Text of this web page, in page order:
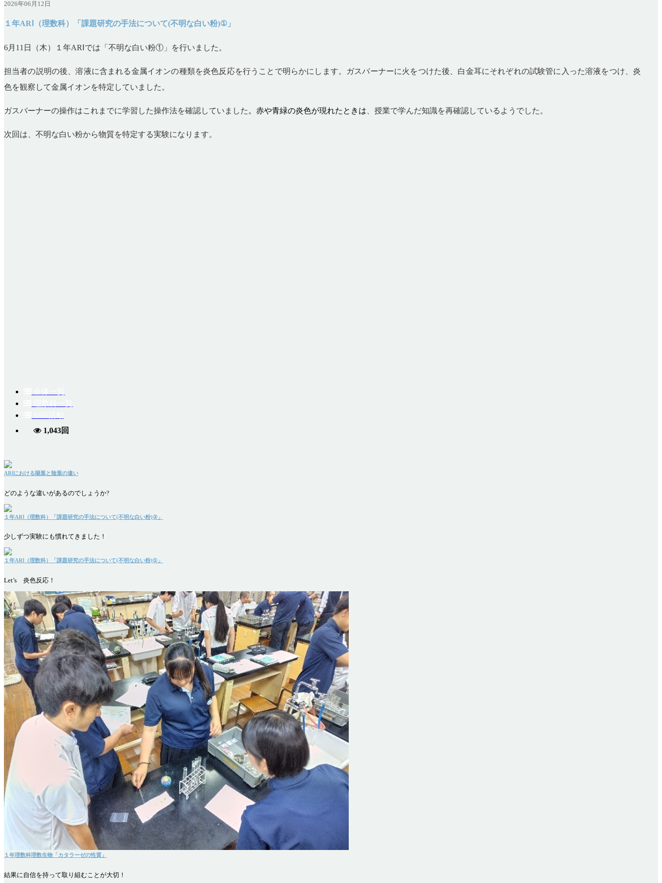
2026年06月12日
１年ARⅠ（理数科）「課題研究の手法について(不明な白い粉)①」
6月11日（木）１年ARⅠでは「不明な白い粉①」を行いました。
担当者の説明の後、溶液に含まれる金属イオンの種類を炎色反応を行うことで明らかにします。ガスバーナーに火をつけた後、白金耳にそれぞれの試験管に入った溶液をつけ、炎
色を観察して金属イオンを特定していました。
ガスバーナーの操作はこれまでに学習した操作法を確認していました 。赤や青緑の炎色が現れたときは 、授業で学んだ知識を再確認しているようでした。
次回は、不明な白い粉から物質を特定する実験になります。
1,043回
ARⅠにおける陽葉と陰葉の違い
どのような違いがあるのでしょうか?
１年ARⅠ（理数科）「課題研究の手法について(不明な白い粉)②」
少しずつ実験にも慣れてきました！
１年ARⅠ（理数科）「課題研究の手法について(不明な白い粉)①」
Let’s 炎色反応！
１年理数科理数生物「カタラーゼの性質」
結果に自信を持って取り組むことが大切！